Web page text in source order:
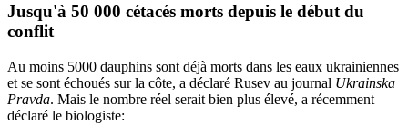
Jusqu'à 50 000 cétacés morts depuis le début du
conflit
Au moins 5000 dauphins sont déjà morts dans les eaux ukrainiennes
et se sont échoués sur la côte, a déclaré Rusev au journal Ukrainska
Pravda. Mais le nombre réel serait bien plus élevé, a récemment
déclaré le biologiste: